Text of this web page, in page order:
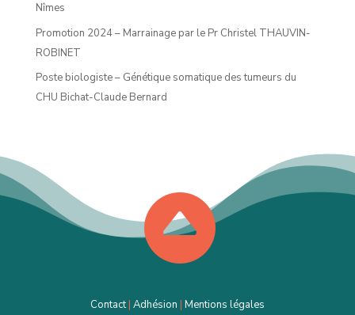
Nîmes
Promotion 2024 – Marrainage par le Pr Christel THAUVIN-
ROBINET
Poste biologiste – Génétique somatique des tumeurs du
CHU Bichat-Claude Bernard

Contact| Adhésion | Mentions légales